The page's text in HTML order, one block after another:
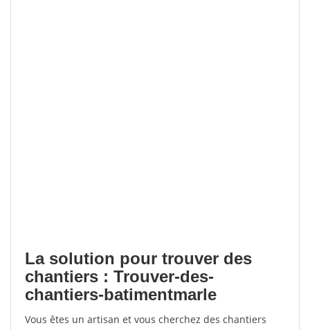
La solution pour trouver des
chantiers : Trouver-des-
chantiers-batimentmarle
Vous êtes un artisan et vous cherchez des chantiers